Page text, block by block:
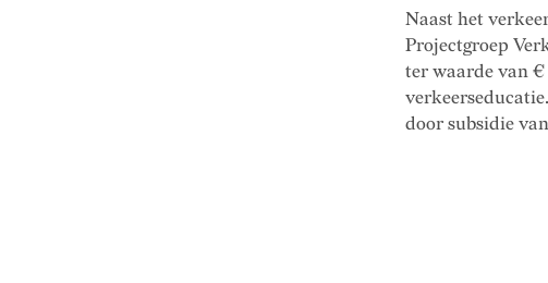
Naast het
Projectgroep
ter waarde van
door subsidie